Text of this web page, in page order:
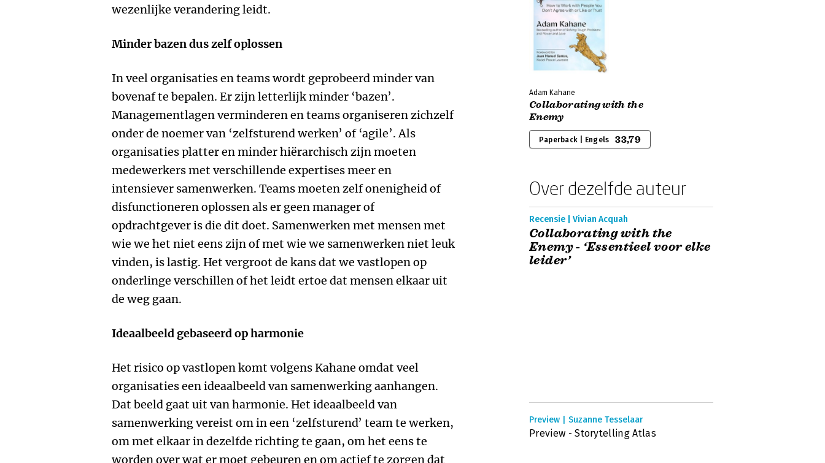
wezenlijke verandering leidt.
Minder bazen dus zelf oplossen
In veel organisaties en teams wordt geprobeerd minder van
bovenaf te bepalen. Er zijn letterlijk minder ‘bazen’.
Managementlagen verminderen en teams organiseren zichzelf
onder de noemer van ‘zelfsturend werken’ of ‘agile’. Als
organisaties platter en minder hiërarchisch zijn moeten
medewerkers met verschillende expertises meer en
intensiever samenwerken. Teams moeten zelf onenigheid of
disfunctioneren oplossen als er geen manager of
opdrachtgever is die dit doet. Samenwerken met mensen met
wie we het niet eens zijn of met wie we samenwerken niet leuk
vinden, is lastig. Het vergroot de kans dat we vastlopen op
onderlinge verschillen of het leidt ertoe dat mensen elkaar uit
de weg gaan.
Ideaalbeeld gebaseerd op harmonie
Het risico op vastlopen komt volgens Kahane omdat veel
organisaties een ideaalbeeld van samenwerking aanhangen.
Dat beeld gaat uit van harmonie. Het ideaalbeeld van
samenwerking vereist om in een ‘zelfsturend’ team te werken,
om met elkaar in dezelfde richting te gaan, om het eens te
worden over wat er moet gebeuren en om actief te zorgen dat
Adam Kahane
Collaborating with the
Enemy
Paperback | Engels 33,79
Over dezelfde auteur
Recensie | Vivian Acquah
Collaborating with the
Enemy - ‘Essentieel voor elke
leider’
Preview | Suzanne Tesselaar
Preview - Storytelling Atlas